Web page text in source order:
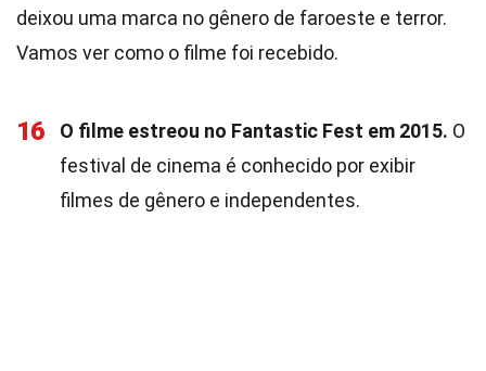
deixou uma marca no gênero de faroeste e terror.
Vamos ver como o filme foi recebido.
16 O filme estreou no Fantastic Fest em 2015. O
festival de cinema é conhecido por exibir
filmes de gênero e independentes.